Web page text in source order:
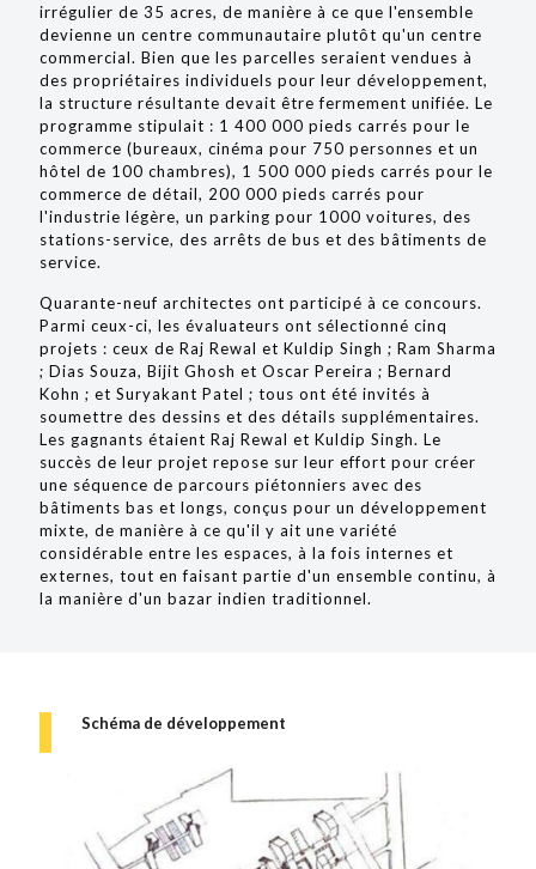
irrégulier de 35 acres, de manière à ce que l'ensemble
devienne un centre communautaire plutôt qu'un centre
commercial. Bien que les parcelles seraient vendues à
des propriétaires individuels pour leur développement,
la structure résultante devait être fermement unifiée. Le
programme stipulait : 1 400 000 pieds carrés pour le
commerce (bureaux, cinéma pour 750 personnes et un
hôtel de 100 chambres), 1 500 000 pieds carrés pour le
commerce de détail, 200 000 pieds carrés pour
l'industrie légère, un parking pour 1000 voitures, des
stations-service, des arrêts de bus et des bâtiments de
service.
Quarante-neuf architectes ont participé à ce concours.
Parmi ceux-ci, les évaluateurs ont sélectionné cinq
projets : ceux de Raj Rewal et Kuldip Singh ; Ram Sharma
; Dias Souza, Bijit Ghosh et Oscar Pereira ; Bernard
Kohn ; et Suryakant Patel ; tous ont été invités à
soumettre des dessins et des détails supplémentaires.
Les gagnants étaient Raj Rewal et Kuldip Singh. Le
succès de leur projet repose sur leur effort pour créer
une séquence de parcours piétonniers avec des
bâtiments bas et longs, conçus pour un développement
mixte, de manière à ce qu'il y ait une variété
considérable entre les espaces, à la fois internes et
externes, tout en faisant partie d'un ensemble continu, à
la manière d'un bazar indien traditionnel.
Schéma de développement